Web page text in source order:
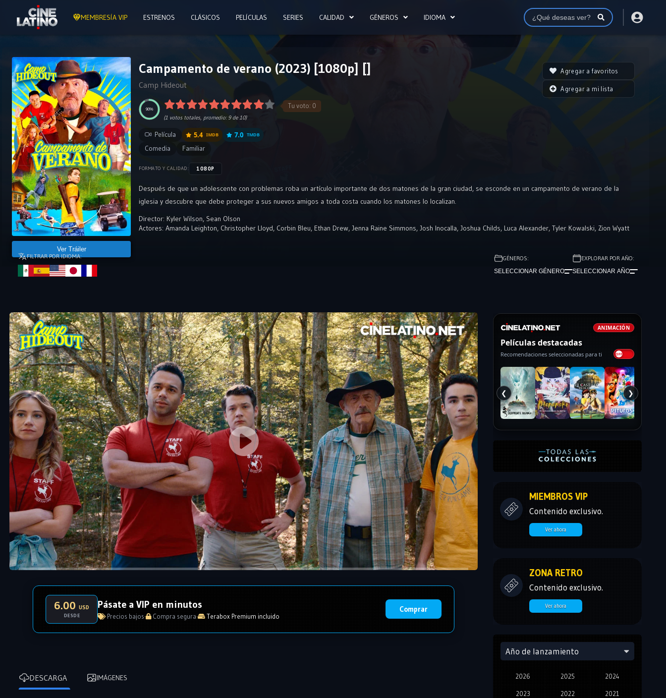
MEMBRESÍA VIP ESTRENOS CLÁSICOS PELÍCULAS SERIES CALIDAD GÉNEROS IDIOMA
Ver Tráiler
Campamento de verano (2023) [1080p] []
Camp Hideout
90% Tu voto: 0
(1 votos totales, promedio: 9de 10)
Película 5.4 IMDB 7.0 TMDB
Comedia Familiar
FORMATO Y CALIDAD: 1080P
Después de que un adolescente con problemas roba un artículo importante de dos matones de la gran ciudad, se esconde en un campamento de verano de la
iglesia y descubre que debe proteger a sus nuevos amigos a toda costa cuando los matones lo localizan.
Director: Kyler Wilson, Sean Olson
Actores: Amanda Leighton, Christopher Lloyd, Corbin Bleu, Ethan Drew, Jenna Raine Simmons, Josh Inocalla, Joshua Childs, Luca Alexander, Tyler Kowalski, Zion Wyatt
Agregar a favoritos
Agregar a mi lista
FILTRAR POR IDIOMA: GÉNEROS:
SELECCIONAR GÉNERO
EXPLORAR POR AÑO:
SELECCIONAR AÑO
6.00USD
DESDE
Pásate a VIP en minutos
Precios bajos· Compra segura· Terabox Premium incluido
Comprar
DESCARGA IMÁGENES
ANIMACIÓN
Películas destacadas
Recomendaciones seleccionadas para ti
❮ ❯
MIEMBROS VIP
Contenido exclusivo.
Ver ahora
ZONA RETRO
Contenido exclusivo.
Ver ahora
Año de lanzamiento
2026 2025 2024
2023 2022 2021